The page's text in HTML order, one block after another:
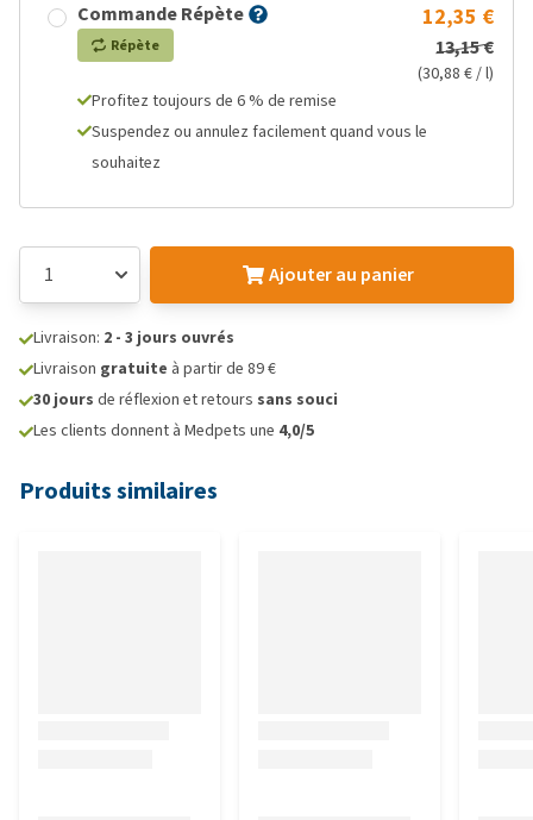
Commande Répète
Répète
12,35 €
13,15 €
(30,88 € / l)
Profitez toujours de 6 % de remise
Suspendez ou annulez facilement quand vous le
souhaitez
Ajouter au panier
Livraison: 2 - 3 jours ouvrés
Livraison gratuite à partir de 89 €
30 jours de réflexion et retours sans souci
Les clients donnent à Medpets une 4,0/5
Produits similaires